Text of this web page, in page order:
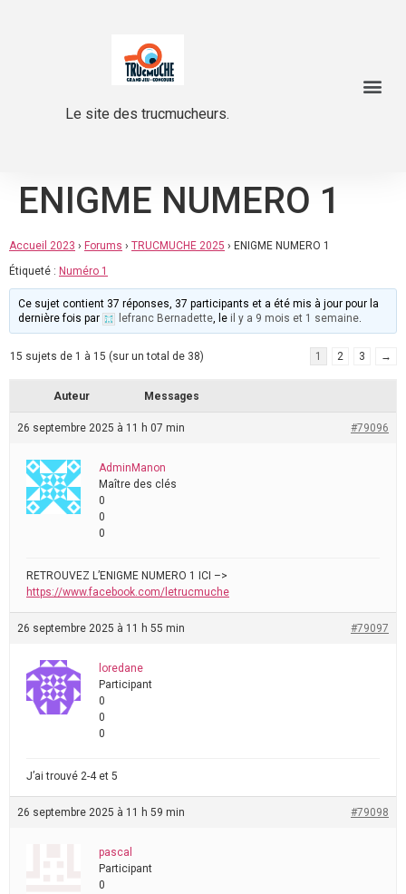
Le site des trucmucheurs.
ENIGME NUMERO 1
Accueil 2023 › Forums › TRUCMUCHE 2025 › ENIGME NUMERO 1
Étiqueté : Numéro 1
Ce sujet contient 37 réponses, 37 participants et a été mis à jour pour la
dernière fois par
lefranc Bernadette, le il y a 9 mois et 1 semaine.
15 sujets de 1 à 15 (sur un total de 38) 1 2 3 →
Auteur Messages
26 septembre 2025 à 11 h 07 min #79096
AdminManon
Maître des clés
0
0
0
RETROUVEZ L’ENIGME NUMERO 1 ICI –>
https://www.facebook.com/letrucmuche
26 septembre 2025 à 11 h 55 min #79097
loredane
Participant
0
0
0
J’ai trouvé 2-4 et 5
26 septembre 2025 à 11 h 59 min #79098
pascal
Participant
0